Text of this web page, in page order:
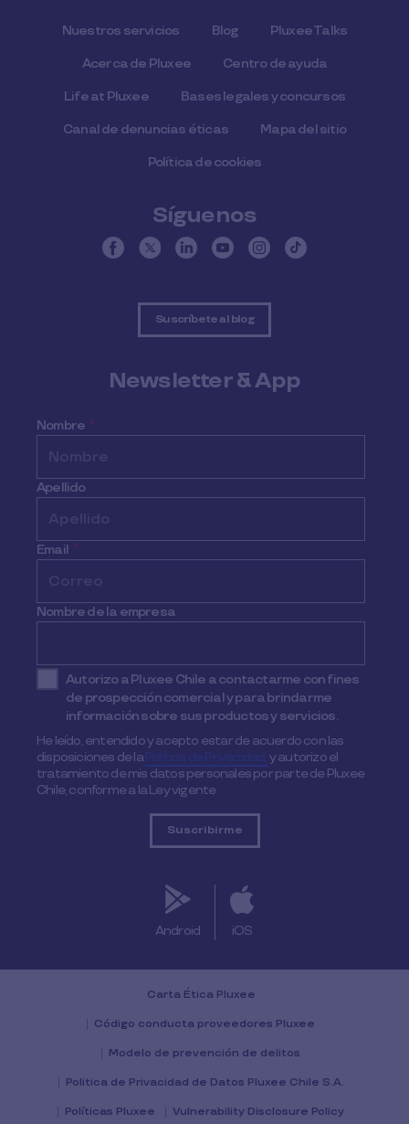
Nuestros servicios Blog Pluxee Talks
Acerca de Pluxee Centro de ayuda
Life at Pluxee Bases legales y concursos
Canal de denuncias éticas Mapa del sitio
Política de cookies
Síguenos
Suscríbete al blog
Newsletter & App
Nombre *
Apellido
Email *
Nombre de la empresa
Autorizo a Pluxee Chile a contactarme con fines
de prospección comercial y para brindarme
información sobre sus productos y servicios.
He leído, entendido y acepto estar de acuerdo con las
disposiciones de laPolítica de Privacidad,y autorizo el
tratamiento de mis datos personales por parte de Pluxee
Chile, conforme a la Ley vigente
Android iOS
Carta Ética Pluxee
Código conducta proveedores Pluxee
Modelo de prevención de delitos
Politica de Privacidad de Datos Pluxee Chile S.A.
Políticas Pluxee Vulnerability Disclosure Policy